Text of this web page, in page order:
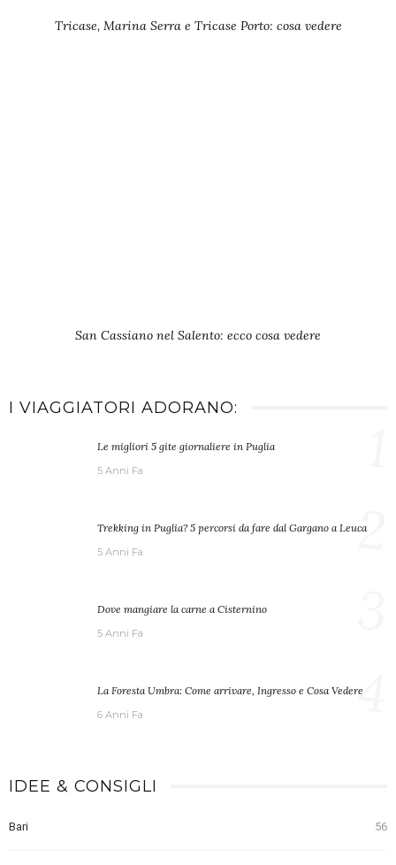
Tricase, Marina Serra e Tricase Porto: cosa vedere
San Cassiano nel Salento: ecco cosa vedere
I VIAGGIATORI ADORANO:
Le migliori 5 gite giornaliere in Puglia
5 Anni Fa
Trekking in Puglia? 5 percorsi da fare dal Gargano a Leuca
5 Anni Fa 2
Dove mangiare la carne a Cisternino
5 Anni Fa
La Foresta Umbra: Come arrivare, Ingresso e Cosa Vedere
6 Anni Fa 4
IDEE & CONSIGLI
Bari 56